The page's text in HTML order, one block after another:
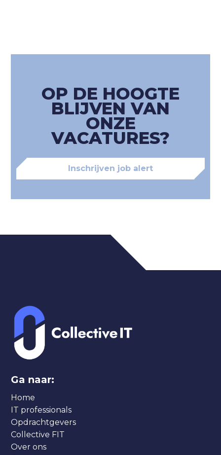
OP DE HOOGTE
BLIJVEN VAN
ONZE
VACATURES?
Inschrijven job alert
Ga naar:
Home
IT professionals
Opdrachtgevers
Collective FIT
Over ons